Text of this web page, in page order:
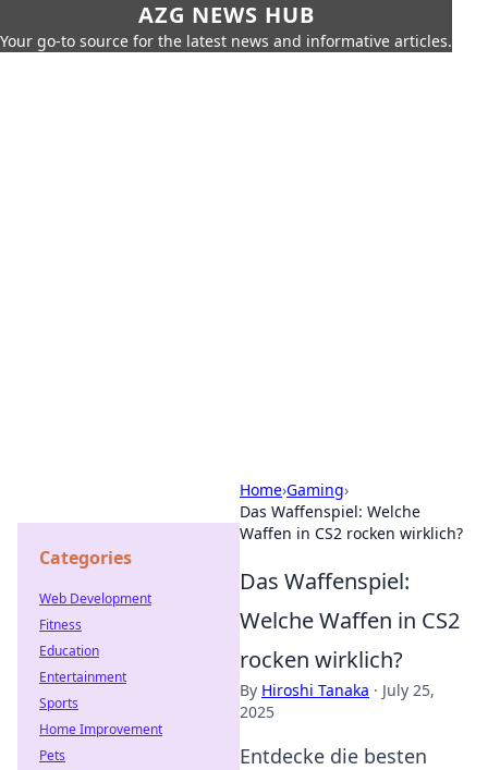
AZG NEWS HUB
Your go-to source for the latest news and informative articles.
Home›Gaming›
Das Waffenspiel: Welche
Waffen in CS2 rocken wirklich?
Das Waffenspiel:
Welche Waffen in CS2
rocken wirklich?
By Hiroshi Tanaka · July 25,
2025
Entdecke die besten
Categories
Web Development
Fitness
Education
Entertainment
Sports
Home Improvement
Pets